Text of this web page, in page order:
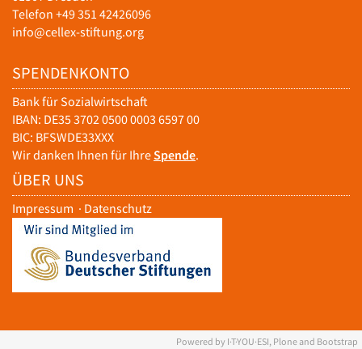
Telefon +49 351 42426096
info@cellex-stiftung.org
SPENDENKONTO
Bank für Sozialwirtschaft
IBAN: DE35 3702 0500 0003 6597 00
BIC: BFSWDE33XXX
Wir danken Ihnen für IhreSpende.
ÜBER UNS
Impressum · Datenschutz
Powered by I·T·YOU·ESI, Plone and Bootstrap